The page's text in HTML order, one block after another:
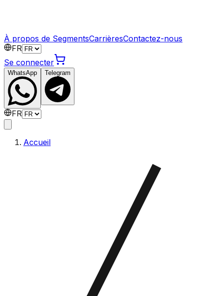
À propos de SegmentsCarrièresContactez-nous
FR
Se connecter
WhatsApp Telegram
FR
Accueil